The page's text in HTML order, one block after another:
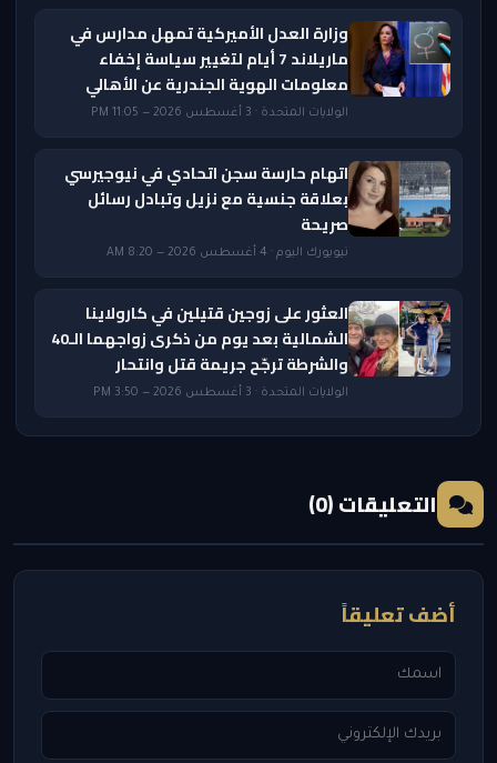
وزارة العدل الأميركية تمهل مدارس في
ماريلاند 7 أيام لتغيير سياسة إخفاء
معلومات الهوية الجندرية عن الأهالي
الولايات المتحدة · 3 أغسطس 2026 — 11:05 PM
اتهام حارسة سجن اتحادي في نيوجيرسي
بعلاقة جنسية مع نزيل وتبادل رسائل
صريحة
نيويورك اليوم · 4 أغسطس 2026 — 8:20 AM
العثور على زوجين قتيلين في كارولاينا
الشمالية بعد يوم من ذكرى زواجهما الـ40
والشرطة ترجّح جريمة قتل وانتحار
الولايات المتحدة · 3 أغسطس 2026 — 3:50 PM
التعليقات (0)
أضف تعليقاً